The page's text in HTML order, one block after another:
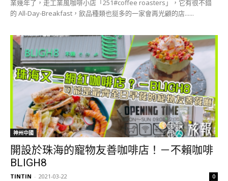
業幾年了，走工業風咖啡小店「251#coffee roasters」，它有很不錯
的 All-Day-Breakfast，飲品種類也挺多的一家會再光顧的店......
神州中國
開設於珠海的寵物友善咖啡店！－不賴咖啡
BLIGH8
TINTIN - 2021-03-22 0